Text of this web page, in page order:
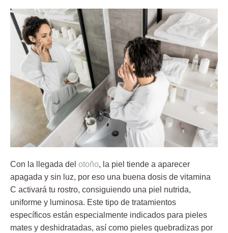
Con la llegada del otoño, la piel tiende a aparecer
apagada y sin luz, por eso una buena dosis de vitamina
C activará tu rostro, consiguiendo una piel nutrida,
uniforme y luminosa. Este tipo de tratamientos
específicos están especialmente indicados para pieles
mates y deshidratadas, así como pieles quebradizas por